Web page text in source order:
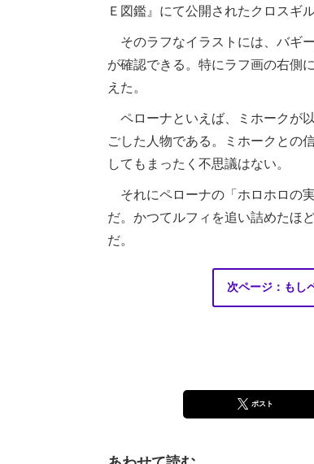
Ｅ図鑑』にて公開されたクロスギ
そのラフなイラストには、バギ
が確認できる。特にラフ画の右側
えた。
ペローナといえば、ミホークが
ごした人物である。ミホークとの
してもまったく不思議はない。
それにペローナの「ホロホロの
だ。かつてルフィを追い詰めたほ
だ。
次ページ：もし
ポスト